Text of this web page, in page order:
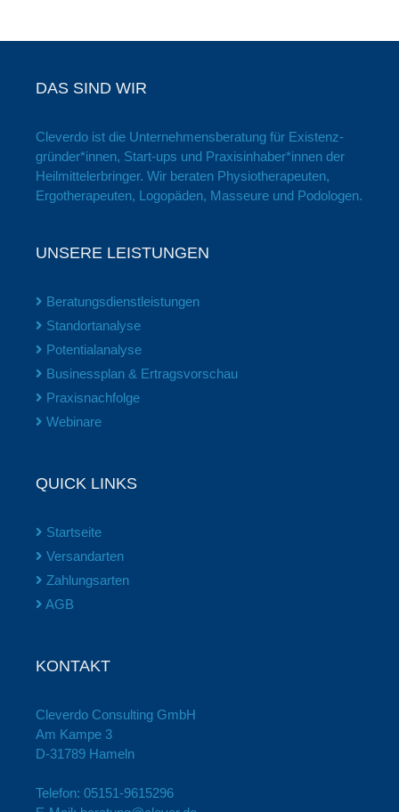
DAS SIND WIR
Cleverdo ist die Unter­nehmens­beratung für Existenz­
gründer*innen, Start-ups und Praxis­inhaber*innen der
Heil­mittel­erbringer. Wir beraten Physio­therapeuten,
Ergo­therapeuten, Logopäden, Masseure und Podologen.
UNSERE LEISTUNGEN
Beratungsdienstleistungen
Standortanalyse
Potentialanalyse
Businessplan & Ertragsvorschau
Praxisnachfolge
Webinare
QUICK LINKS
Startseite
Versandarten
Zahlungsarten
AGB
KONTAKT
Cleverdo Consulting GmbH
Am Kampe 3
D-31789 Hameln
Telefon: 05151-9615296